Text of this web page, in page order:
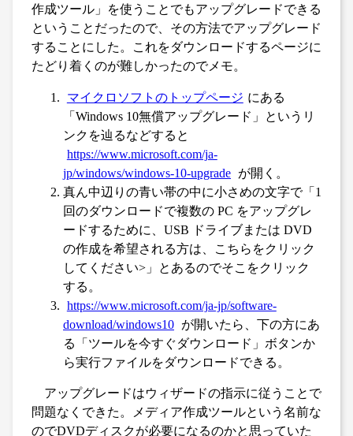
作成ツール」を使うことでもアップグレードできる
ということだったので、その方法でアップグレード
することにした。これをダウンロードするページに
たどり着くのが難しかったのでメモ。
マイクロソフトのトップページ にある
「Windows 10無償アップグレード」というリ
ンクを辿るなどすると
https://www.microsoft.com/ja-
jp/windows/windows-10-upgrade が開く。
真ん中辺りの青い帯の中に小さめの文字で「1
回のダウンロードで複数の PC をアップグレ
ードするために、USB ドライブまたは DVD
の作成を希望される方は、こちらをクリック
してください>」とあるのでそこをクリック
する。
https://www.microsoft.com/ja-jp/software-
download/windows10 が開いたら、下の方にあ
る「ツールを今すぐダウンロード」ボタンか
ら実行ファイルをダウンロードできる。
アップグレードはウィザードの指示に従うことで
問題なくできた。メディア作成ツールという名前な
のでDVDディスクが必要になるのかと思っていた